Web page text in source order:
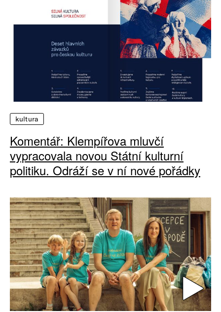
kultura
Komentář: Klempířova mluvčí
vypracovala novou Státní kulturní
politiku. Odráží se v ní nové pořádky